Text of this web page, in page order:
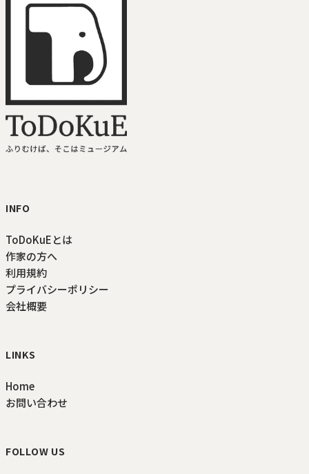
INFO
ToDoKuEとは
作家の方へ
利用規約
プライバシーポリシー
会社概要
LINKS
Home
お問い合わせ
FOLLOW US